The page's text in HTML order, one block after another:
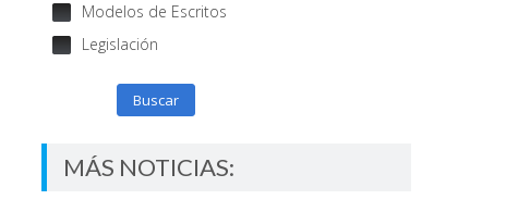
Modelos de Escritos
Legislación
Buscar
MÁS NOTICIAS: